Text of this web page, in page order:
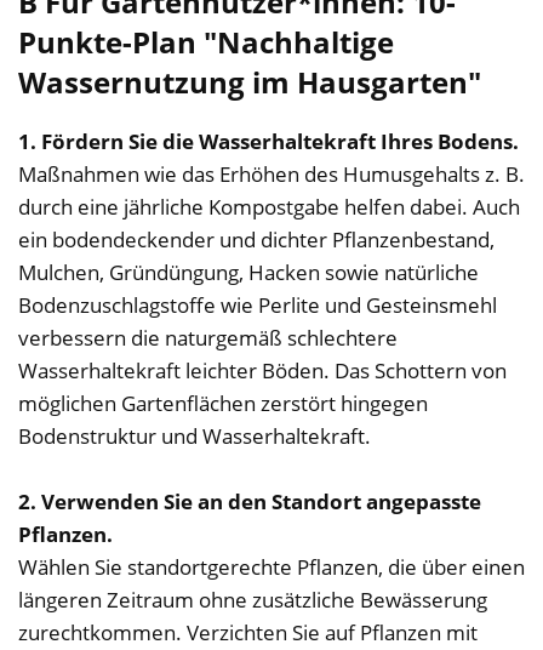
Punkte-Plan "Nachhaltige
Wassernutzung im Hausgarten"
1. Fördern Sie die Wasserhaltekraft Ihres Bodens.
Maßnahmen wie das Erhöhen des Humusgehalts z. B.
durch eine jährliche Kompostgabe helfen dabei. Auch
ein bodendeckender und dichter Pflanzenbestand,
Mulchen, Gründüngung, Hacken sowie natürliche
Bodenzuschlagstoffe wie Perlite und Gesteinsmehl
verbessern die naturgemäß schlechtere
Wasserhaltekraft leichter Böden. Das Schottern von
möglichen Gartenflächen zerstört hingegen
Bodenstruktur und Wasserhaltekraft.
2. Verwenden Sie an den Standort angepasste
Pflanzen.
Wählen Sie standortgerechte Pflanzen, die über einen
längeren Zeitraum ohne zusätzliche Bewässerung
zurechtkommen. Verzichten Sie auf Pflanzen mit